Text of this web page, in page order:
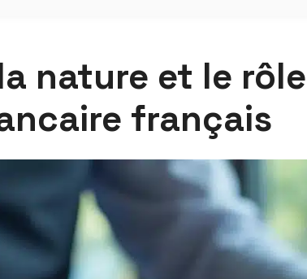
nature et le
français